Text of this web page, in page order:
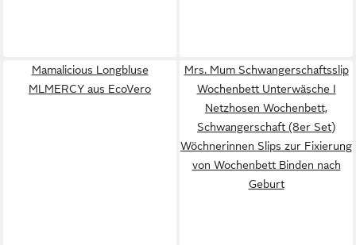
Mamalicious Longbluse
MLMERCY aus EcoVero
Mrs. Mum Schwangerschaftsslip
Wochenbett Unterwäsche I
Netzhosen Wochenbett,
Schwangerschaft (8er Set)
Wöchnerinnen Slips zur Fixierung
von Wochenbett Binden nach
Geburt